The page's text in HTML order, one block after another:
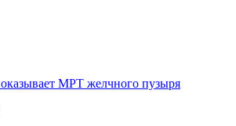
МРТ желчного пузыря